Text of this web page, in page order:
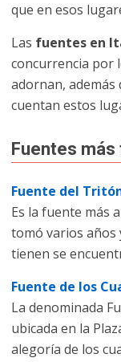
que en esos
Las fuentes en
concurrencia por
adornan, además
cuentan estos
Fuentes
Fuente del
Es la fuente más
tomó varios años
tienen se
Fuente de los
La denominada
ubicada en la
alegoría de los